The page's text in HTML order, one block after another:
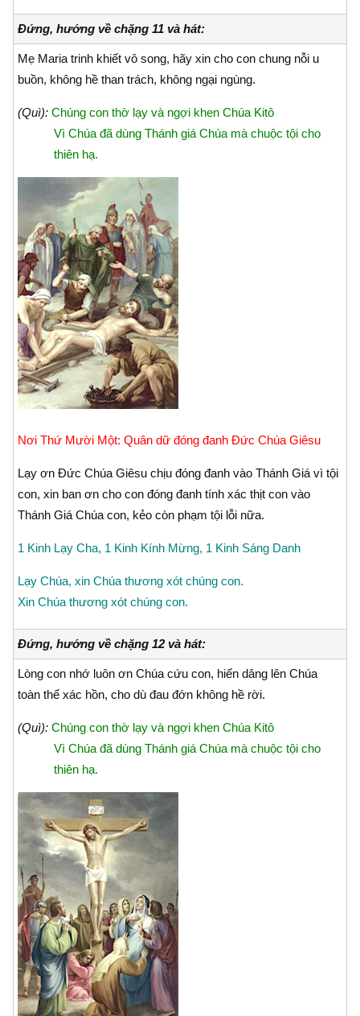
Đứng, hướng về chặng 11 và hát:
Mẹ Maria trinh khiết vô song, hãy xin cho con chung nỗi u
buồn, không hề than trách, không ngại ngùng.
(Quì): Chúng con thờ lạy và ngợi khen Chúa Kitô
Vì Chúa đã dùng Thánh giá Chúa mà chuộc tội cho
thiên hạ.
Nơi Thứ Mười Một: Quân dữ đóng đanh Ðức Chúa Giêsu
Lạy ơn Ðức Chúa Giêsu chịu đóng đanh vào Thánh Giá vì tội
con, xin ban ơn cho con đóng đanh tính xác thịt con vào
Thánh Giá Chúa con, kẻo còn phạm tội lỗi nữa.
1 Kinh Lạy Cha, 1 Kinh Kính Mừng, 1 Kinh Sáng Danh
Lạy Chúa, xin Chúa thương xót chúng con.
Xin Chúa thương xót chúng con.
Đứng, hướng về chặng 12 và hát:
Lòng con nhớ luôn ơn Chúa cứu con, hiến dâng lên Chúa
toàn thể xác hồn, cho dù đau đớn không hề rời.
(Quì): Chúng con thờ lạy và ngợi khen Chúa Kitô
Vì Chúa đã dùng Thánh giá Chúa mà chuộc tội cho
thiên hạ.